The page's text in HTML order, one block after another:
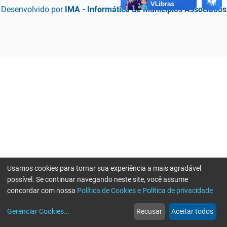
Desenvolvido por IMA - Informática de Municípios Associados
web
Notícias
more_horiz
Mais
Usamos cookies para tornar sua experiência a mais agradável
possível. Se continuar navegando neste site, você assume
concordar com nossa Política de Cookies e Política de privacidade
Gerenciar Cookies... Recusar Aceitar todos
Erro ao enviar informações, por favor tente novamente